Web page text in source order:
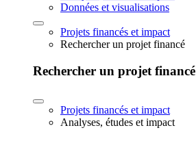
Données et visualisations
Projets financés et impact
Rechercher un projet financé
Rechercher un projet financé
Projets financés et impact
Analyses, études et impact